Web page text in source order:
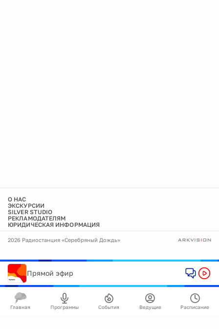
О НАС
ЭКСКУРСИИ
SILVER STUDIO
РЕКЛАМОДАТЕЛЯМ
ЮРИДИЧЕСКАЯ ИНФОРМАЦИЯ
2026 Радиостанция «Серебряный Дождь»
Прямой эфир
Главная Программы События Ведущие Расписание